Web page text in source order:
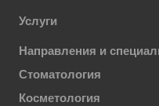
Услуги
Направления и
Стоматология
Косметология